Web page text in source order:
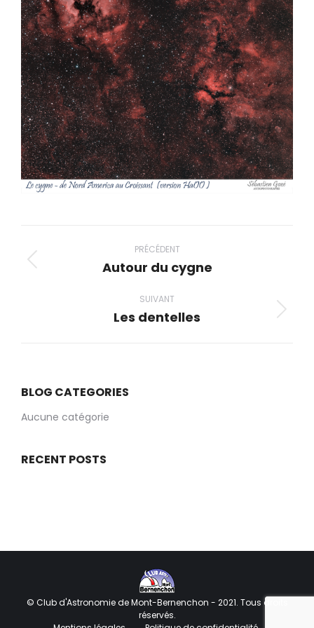
album
PRÉCÉDENT
Album
:
Autour du cygne
SUIVANT
Album
Les dentelles
BLOG CATEGORIES
Aucune catégorie
RECENT POSTS
© Club d'Astronomie de Mont-Bernenchon - 2021. Tous droits
réservés.